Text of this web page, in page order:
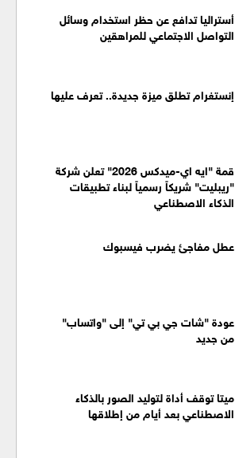
أستراليا تدافع عن حظر استخدام وسائل
التواصل الاجتماعي للمراهقين
إنستغرام تطلق ميزة جديدة.. تعرف عليها
قمة "ايه اي-ميدكس 2026" تعلن شركة
"ريبليت" شريكاً رسمياً لبناء تطبيقات
الذكاء الاصطناعي
عطل مفاجئ يضرب فيسبوك
عودة "شات جي بي تي" إلى "واتساب"
من جديد
ميتا توقف أداة لتوليد الصور بالذكاء
الاصطناعي بعد أيام من إطلاقها